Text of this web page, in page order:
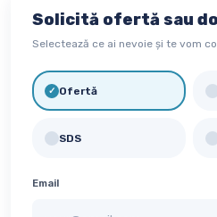
Solicită ofertă sau
Selectează ce ai nevoie și te vom
✓ Ofertă
SDS
Email